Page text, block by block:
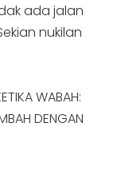
ada jalan
nukilan
WABAH:
DENGAN